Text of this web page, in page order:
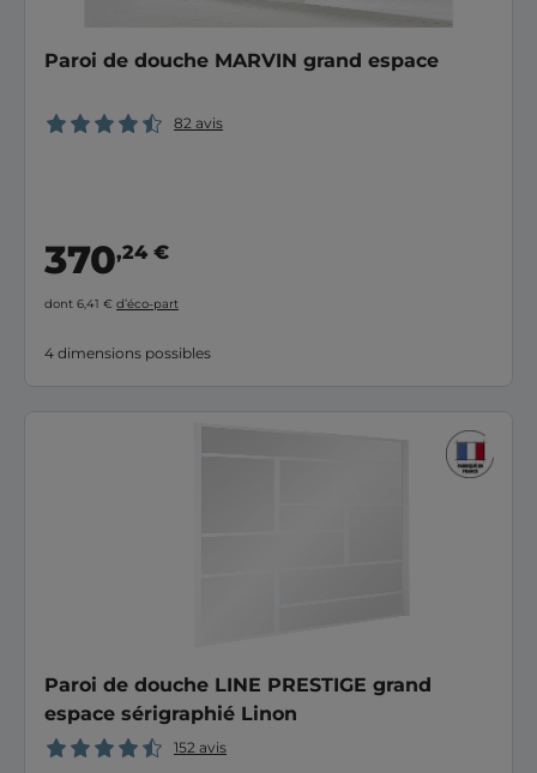
Paroi de douche MARVIN grand espace
82 avis
370,24 €
dont 6,41 € d’éco-part
4 dimensions possibles
Paroi de douche LINE PRESTIGE grand
espace sérigraphié Linon
152 avis